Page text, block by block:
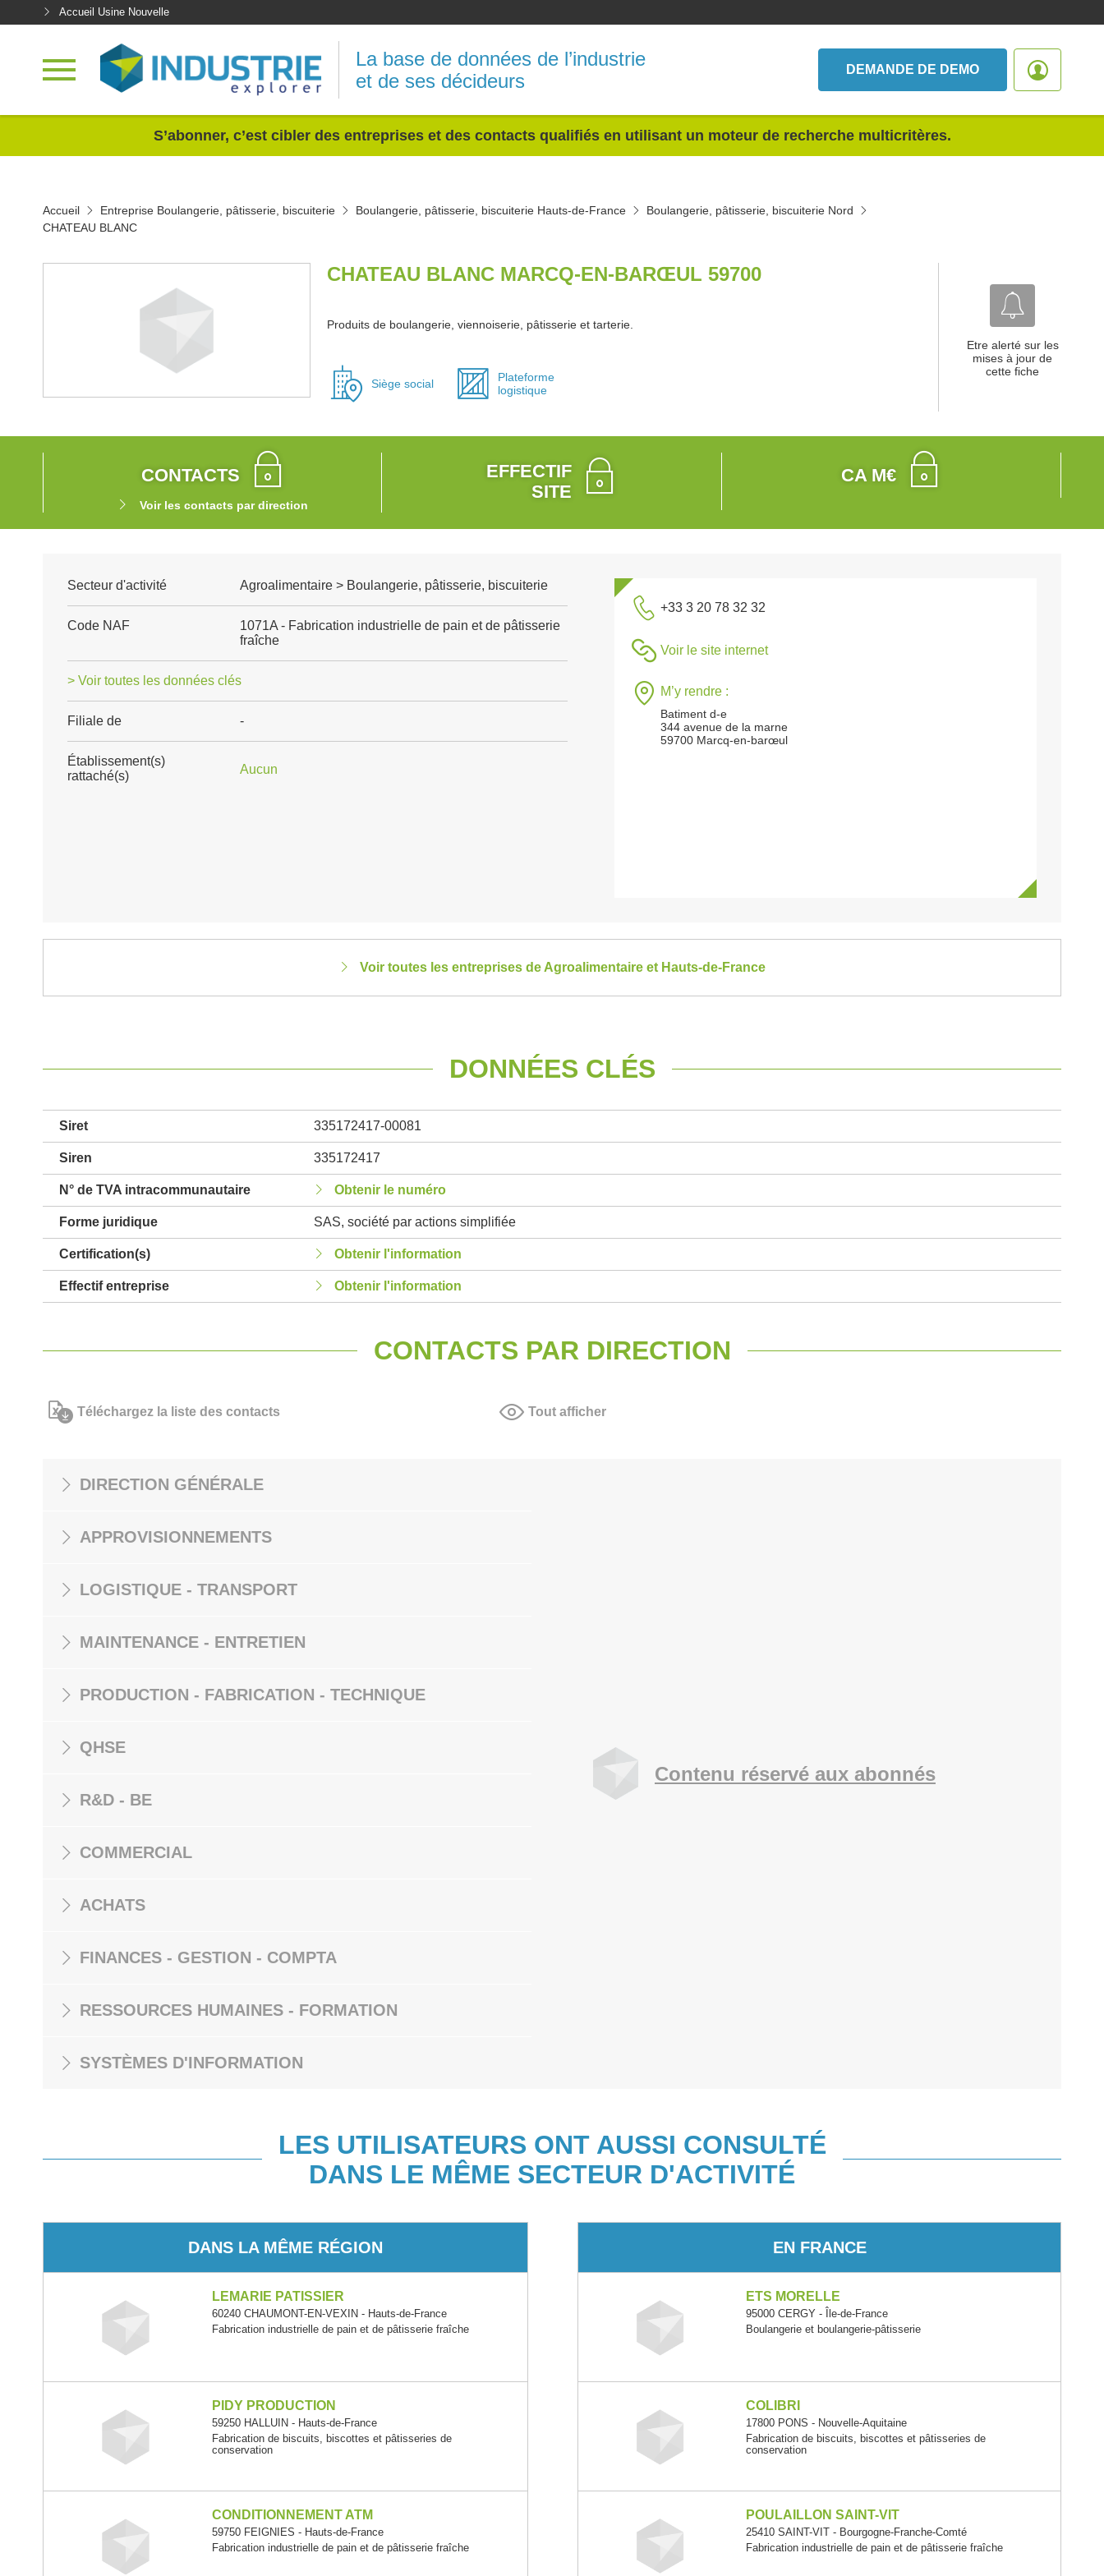
Accueil Usine Nouvelle
La base de données de l’industrie
et de ses décideurs
DEMANDE DE DEMO
S’abonner, c’est cibler des entreprises et des contacts qualifiés en utilisant un moteur de recherche multicritères.
Accueil Entreprise Boulangerie, pâtisserie, biscuiterie Boulangerie, pâtisserie, biscuiterie Hauts-de-France
Boulangerie, pâtisserie, biscuiterie Nord
CHATEAU BLANC
CHATEAU BLANC MARCQ-EN-BARŒUL 59700
Produits de boulangerie, viennoiserie, pâtisserie et tarterie.
Siège social
Plateforme
logistique
Etre alerté sur les
mises à jour de
cette fiche
CONTACTS
Voir les contacts par direction
EFFECTIF
SITE
CA M€
Secteur d'activité Agroalimentaire > Boulangerie, pâtisserie, biscuiterie
Code NAF
1071A - Fabrication industrielle de pain et de pâtisserie
fraîche
> Voir toutes les données clés
Filiale de -
Établissement(s)
rattaché(s)
Aucun
+33 3 20 78 32 32
Voir le site internet
M’y rendre :
Batiment d-e
344 avenue de la marne
59700 Marcq-en-barœul
Voir toutes les entreprises de Agroalimentaire et Hauts-de-France
DONNÉES CLÉS
Siret 335172417-00081
Siren 335172417
N° de TVA intracommunautaire Obtenir le numéro
Forme juridique SAS, société par actions simplifiée
Certification(s) Obtenir l'information
Effectif entreprise Obtenir l'information
CONTACTS PAR DIRECTION
Téléchargez la liste des contacts Tout afficher
DIRECTION GÉNÉRALE
APPROVISIONNEMENTS
LOGISTIQUE - TRANSPORT
MAINTENANCE - ENTRETIEN
PRODUCTION - FABRICATION - TECHNIQUE
QHSE
R&D - BE
COMMERCIAL
ACHATS
FINANCES - GESTION - COMPTA
RESSOURCES HUMAINES - FORMATION
SYSTÈMES D'INFORMATION
Contenu réservé aux abonnés
LES UTILISATEURS ONT AUSSI CONSULTÉ
DANS LE MÊME SECTEUR D'ACTIVITÉ
DANS LA MÊME RÉGION
LEMARIE PATISSIER
60240 CHAUMONT-EN-VEXIN - Hauts-de-France
Fabrication industrielle de pain et de pâtisserie fraîche
PIDY PRODUCTION
59250 HALLUIN - Hauts-de-France
Fabrication de biscuits, biscottes et pâtisseries de
conservation
CONDITIONNEMENT ATM
59750 FEIGNIES - Hauts-de-France
Fabrication industrielle de pain et de pâtisserie fraîche
EN FRANCE
ETS MORELLE
95000 CERGY - Île-de-France
Boulangerie et boulangerie-pâtisserie
COLIBRI
17800 PONS - Nouvelle-Aquitaine
Fabrication de biscuits, biscottes et pâtisseries de
conservation
POULAILLON SAINT-VIT
25410 SAINT-VIT - Bourgogne-Franche-Comté
Fabrication industrielle de pain et de pâtisserie fraîche